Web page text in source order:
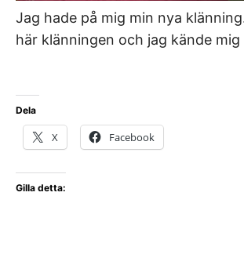
Jag hade på mig min nya
här klänningen och jag kände mig
Dela
X Facebook
Gilla detta: